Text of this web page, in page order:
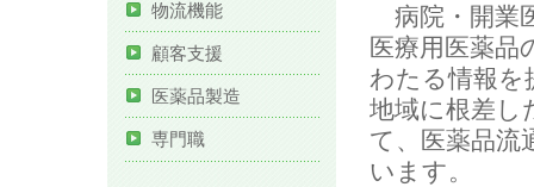
病院・開業
医療用医薬品
わたる情報を
地域に根差し
て、医薬品流
います。
物流機能
顧客支援
医薬品製造
専門職